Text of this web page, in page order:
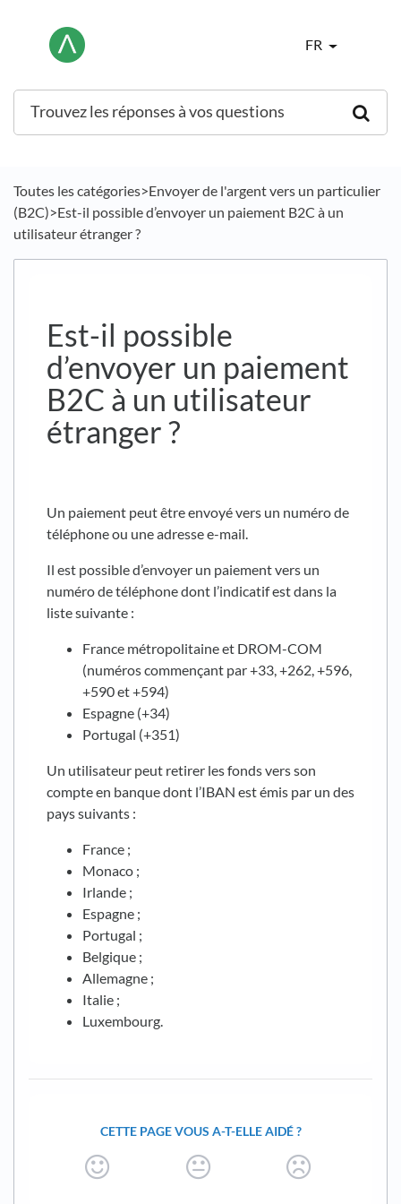
FR
Toutes les catégories​>​​Envoyer de l'argent vers un particulier
(B2C)​>​ Est-il possible d’envoyer un paiement B2C à un
utilisateur étranger ?
Est-il possible
d’envoyer un paiement
B2C à un utilisateur
étranger ?
Un paiement peut être envoyé vers un numéro de
téléphone ou une adresse e-mail.
Il est possible d’envoyer un paiement vers un
numéro de téléphone dont l’indicatif est dans la
liste suivante :
France métropolitaine et DROM-COM
(numéros commençant par +33, +262, +596,
+590 et +594)
Espagne (+34)
Portugal (+351)
Un utilisateur peut retirer les fonds vers son
compte en banque dont l’IBAN est émis par un des
pays suivants :
France ;
Monaco ;
Irlande ;
Espagne ;
Portugal ;
Belgique ;
Allemagne ;
Italie ;
Luxembourg.
CETTE PAGE VOUS A-T-ELLE AIDÉ ?